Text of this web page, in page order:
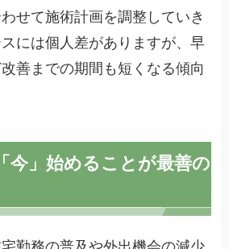
せて施術計画を調整していき
には個人差がありますが、早
善までの期間も短くなる傾向
今」始めることが最善の